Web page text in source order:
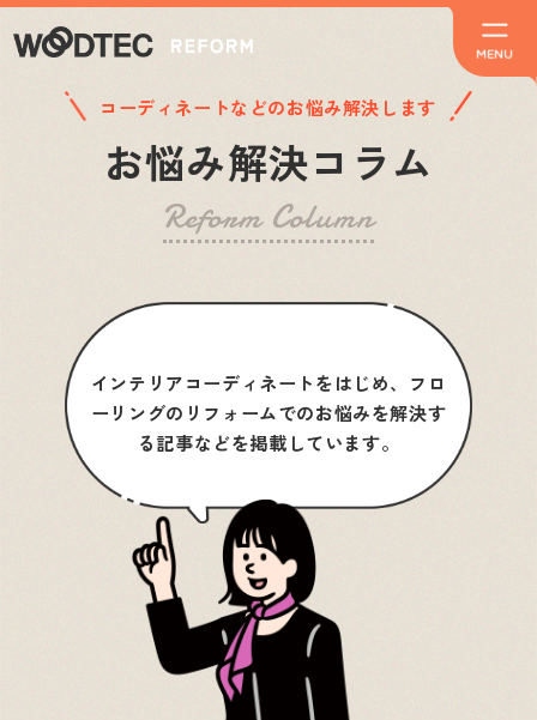
コーディネートなどのお悩み解決します
お悩み解決コラム
Reform Column
インテリアコーディネートをはじめ、フロ
ーリングのリフォームでのお悩みを解決す
る記事などを掲載しています。